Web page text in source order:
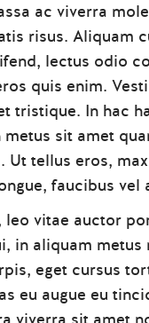
ac viverra
risus. Aliquam
lectus odio
quis enim.
tristique. In hac
sit amet
Ut tellus eros,
faucibus vel
vitae auctor
in aliquam metus
eget cursus
eu augue eu